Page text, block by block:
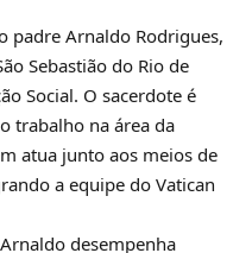
padre Arnaldo Rodrigues,
Sebastião do Rio de
Social. O sacerdote é
trabalho na área da
atua junto aos meios de
a equipe do Vatican
desempenha